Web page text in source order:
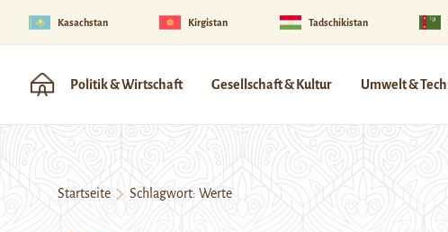
Kasachstan Kirgistan Tadschikistan
Politik & Wirtschaft Gesellschaft & Kultur Umwelt &
Startseite Schlagwort: Werte